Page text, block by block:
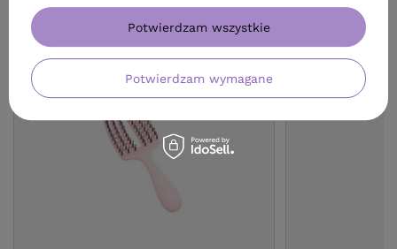
Potwierdzam wymagane
Potwierdzam wszystkie